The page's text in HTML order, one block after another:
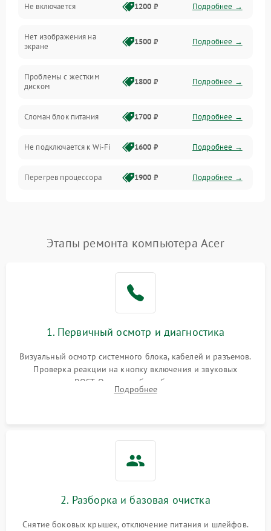
Проблемы с производительностью и стабильностью
Прочие специфичные проблемы
Не включается 1200 ₽ Подробнее →
Нет изображения на
экране
1500 ₽ Подробнее →
Проблемы с жестким
диском
1800 ₽ Подробнее →
Сломан блок питания 1700 ₽ Подробнее →
Не подключается к Wi-Fi 1600 ₽ Подробнее →
Перегрев процессора 1900 ₽ Подробнее →
Проблемы с
подключением внешних
1400 ₽ Подробнее →
1700 ₽
Ошибки в работе
оперативной памяти
1500 ₽ Подробнее →
Не распознается USB-порт 1300 ₽ Подробнее →
Этапы ремонта компьютера Acer
1. Первичный осмотр и диагностика
Визуальный осмотр системного блока, кабелей и разъемов.
Проверка реакции на кнопку включения и звуковых
сигналов POST. Оценка работы блока питания для
локализации базовых неисправностей без полного разбора.
Подробнее
2. Разборка и базовая очистка
Снятие боковых крышек, отключение питания и шлейфов.